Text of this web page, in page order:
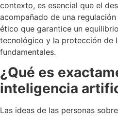
contexto, es esencial que el
acompañado de una
ético que garantice un
tecnológico y la protección de
fundamentales.
¿Qué es
inteligencia
Las ideas de las personas